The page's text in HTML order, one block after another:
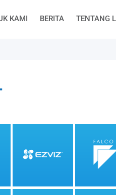
KAMI BERITA TENTANG